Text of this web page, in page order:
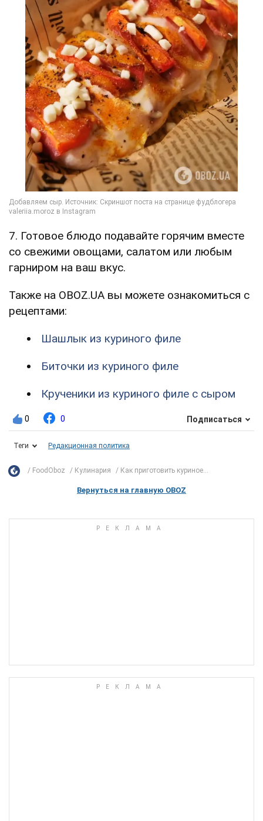
7. Готовое блюдо подавайте горячим вместе
со свежими овощами, салатом или любым
гарниром на ваш вкус.
Также на OBOZ.UA вы можете ознакомиться с
рецептами:
Шашлык из куриного филе
Биточки из куриного филе
Крученики из куриного филе с сыром
0 0 Подписаться
Теги Редакционная политика
FoodOboz Кулинария Как приготовить куриное...
Вернуться на главную OBOZ